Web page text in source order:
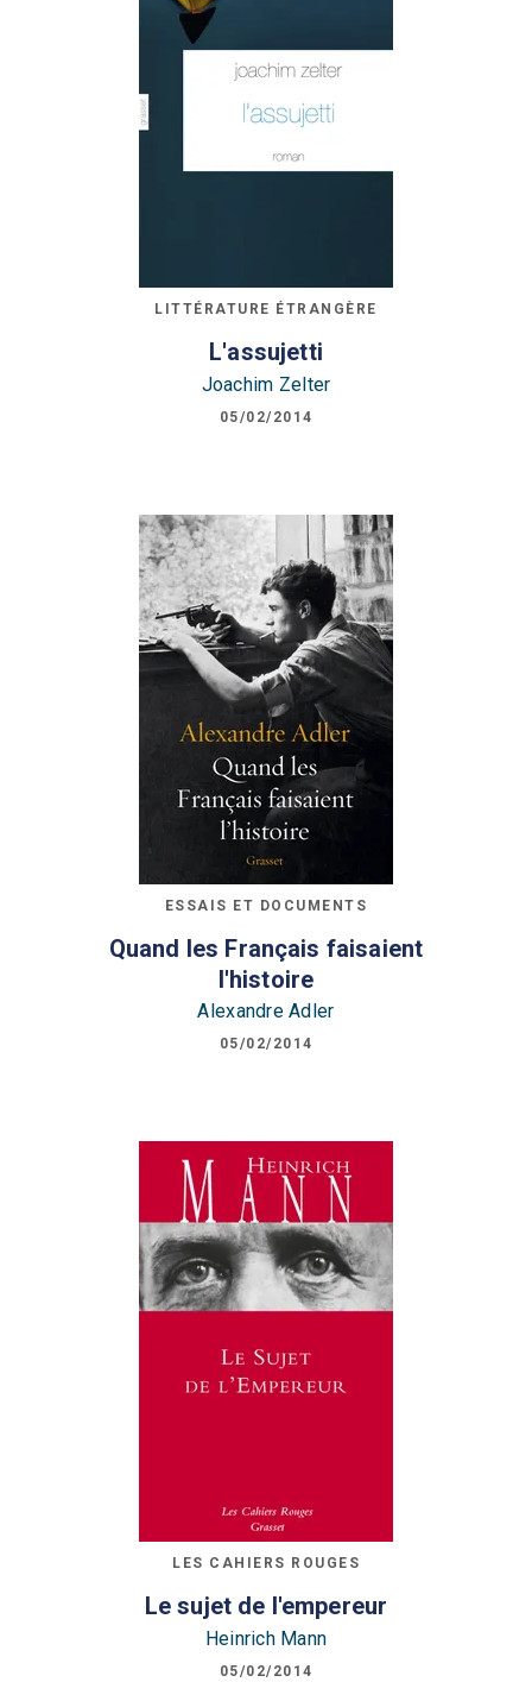
LITTÉRATURE ÉTRANGÈRE
L'assujetti
Joachim Zelter
05/02/2014
ESSAIS ET DOCUMENTS
Quand les Français faisaient
l'histoire
Alexandre Adler
05/02/2014
LES CAHIERS ROUGES
Le sujet de l'empereur
Heinrich Mann
05/02/2014